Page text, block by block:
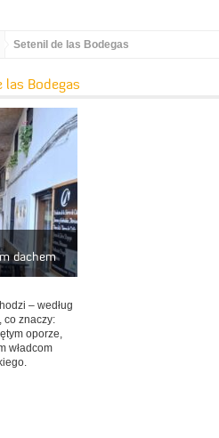
Setenil de las Bodegas
Bodegas
dachem
– według
co znaczy:
oporze,
władcom